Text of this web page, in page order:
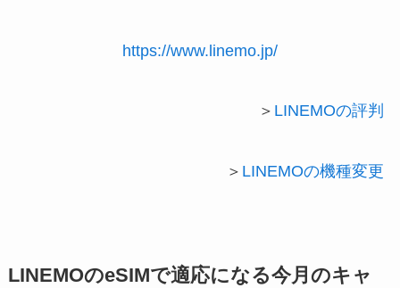
https://www.linemo.jp/
＞ LINEMOの評判
＞ LINEMOの機種変更
LINEMOのeSIMで適応になる今月のキャ